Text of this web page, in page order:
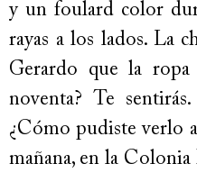
y un foulard color
rayas a los lados. La
Gerardo que la
noventa? Te
¿Cómo pudiste verlo
mañana, en la